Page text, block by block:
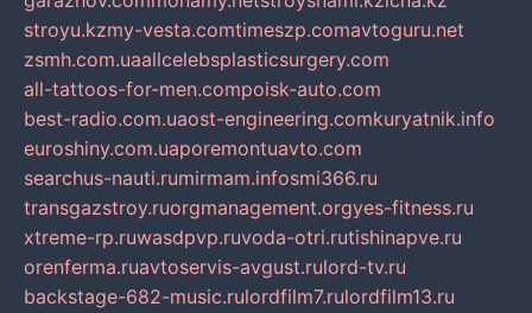
stroyu.kzmy-vesta.comtimeszp.comavtoguru.net
zsmh.com.uaallcelebsplasticsurgery.com
all-tattoos-for-men.compoisk-auto.com
best-radio.com.uaost-engineering.comkuryatnik.info
euroshiny.com.uaporemontuavto.com
searchus-nauti.rumirmam.infosmi366.ru
transgazstroy.ruorgmanagement.orgyes-fitness.ru
xtreme-rp.ruwasdpvp.ruvoda-otri.rutishinapve.ru
orenferma.ruavtoservis-avgust.rulord-tv.ru
backstage-682-music.rulordfilm7.rulordfilm13.ru